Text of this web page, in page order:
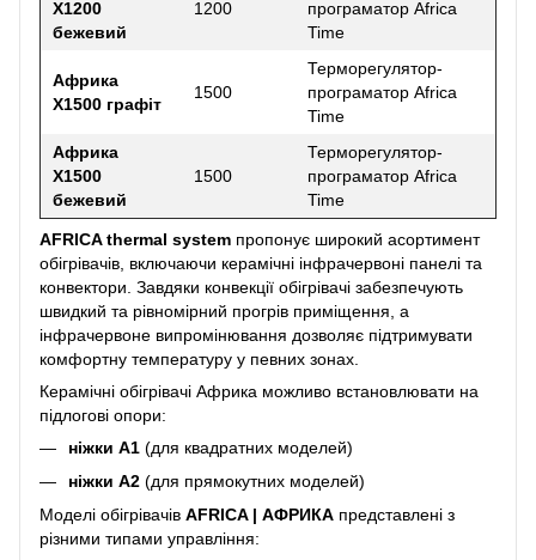
Х1200
бежевий
1200
програматор Africa
Time
Африка
Х1500 графіт
1500
Терморегулятор-
програматор Africa
Time
Африка
Х1500
бежевий
1500
Терморегулятор-
програматор Africa
Time
AFRICA thermal system пропонує широкий асортимент
обігрівачів, включаючи керамічні інфрачервоні панелі та
конвектори. Завдяки конвекції обігрівачі забезпечують
швидкий та рівномірний прогрів приміщення, а
інфрачервоне випромінювання дозволяє підтримувати
комфортну температуру у певних зонах.
Керамічні обігрівачі Африка можливо встановлювати на
підлогові опори:
ніжки A1 (для квадратних моделей)
ніжки A2 (для прямокутних моделей)
Моделі обігрівачів AFRICA | АФРИКА представлені з
різними типами управління: